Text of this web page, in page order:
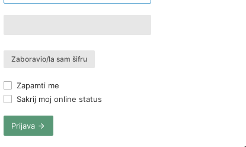
Zaboravio/la sam šifru
Zapamti me
Sakrij moj online status
Prijava